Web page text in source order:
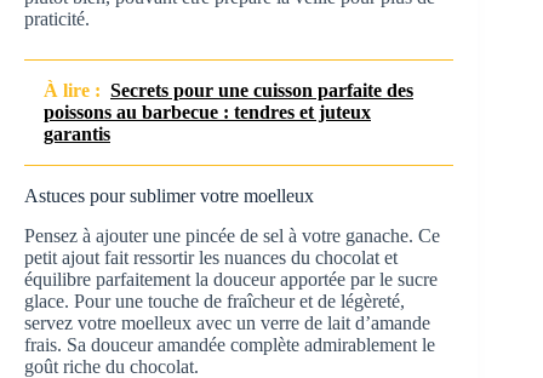
praticité.
À lire : Secrets pour une cuisson parfaite des
poissons au barbecue : tendres et juteux
garantis
Astuces pour sublimer votre moelleux
Pensez à ajouter une pincée de sel à votre ganache. Ce
petit ajout fait ressortir les nuances du chocolat et
équilibre parfaitement la douceur apportée par le sucre
glace. Pour une touche de fraîcheur et de légèreté,
servez votre moelleux avec un verre de lait d’amande
frais. Sa douceur amandée complète admirablement le
goût riche du chocolat.